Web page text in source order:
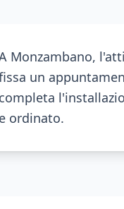
Monzambano,
un
completa
e ordinato.